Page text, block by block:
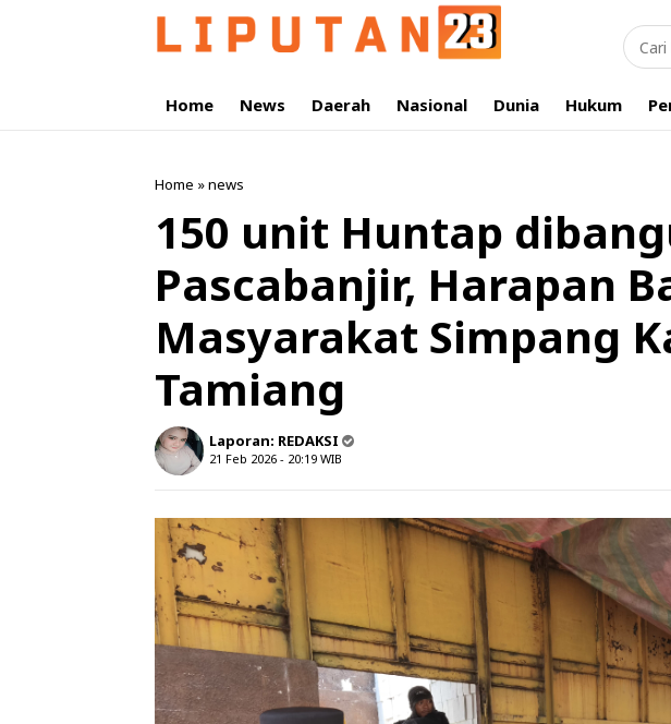
Home News Daerah Nasional Dunia Hukum
Home »news
150 unit Huntap
Pascabanjir, Harapan
Masyarakat Simpang
Tamiang
Laporan: REDAKSI
21 Feb 2026 - 20:19 WIB